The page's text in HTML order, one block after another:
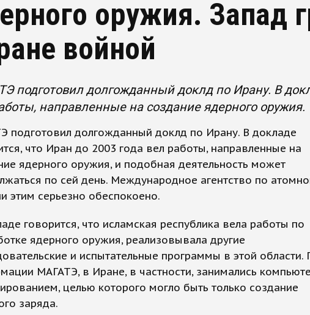
оружия. Запад
войной
подготовил долгожданный доклд по Ирану. В
направленные на создание ядерного оружия.
подготовил долгожданный доклд по Ирану. В докладе
что Иран до 2003 года вел работы, направленные на
ядерного оружия, и подобная деятельность может
по сей день. Международное агентство по
этим серьезно обеспокоено.
говорится, что исламская республика вела работы по
ядерного оружия, реализовывала другие
и испытательные программы в этой области.
МАГАТЭ, в Иране, в частности, занимались
целью которого могло быть только создание
заряда.